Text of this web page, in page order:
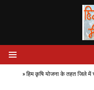
» हिम कृषि योजना के तहत जिले में